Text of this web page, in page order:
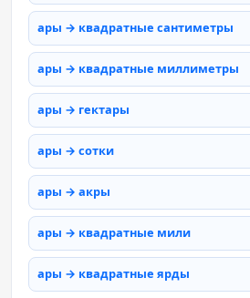
ары → квадратные сантиметры
ары → квадратные миллиметры
ары → гектары
ары → сотки
ары → акры
ары → квадратные мили
ары → квадратные ярды